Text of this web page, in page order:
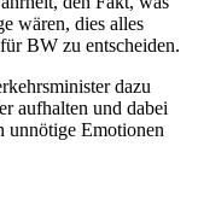
wären, dies alles
BW zu entscheiden.
dazu
aufhalten und dabei
unnötige Emotionen